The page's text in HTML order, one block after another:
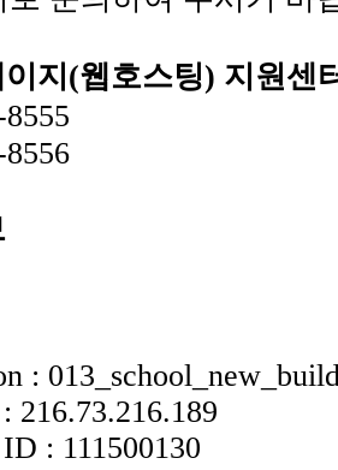
지(웹호스팅) 지원센
:
216.73.216.189
: 111500130